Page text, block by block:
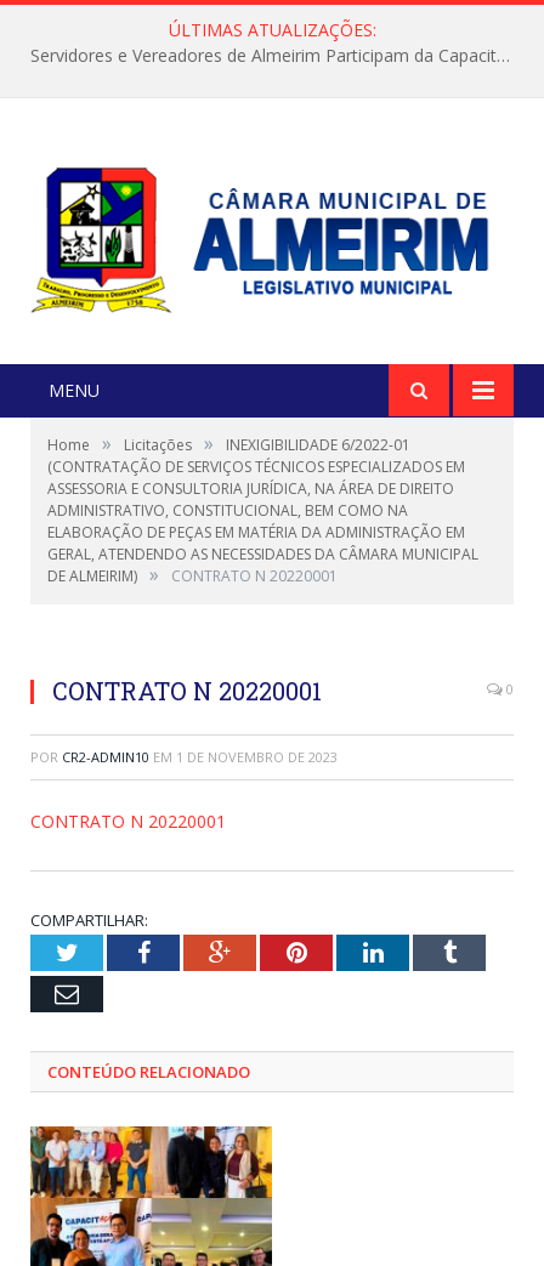
ÚLTIMAS ATUALIZAÇÕES:
Servidores e Vereadores de Almeirim Participam da Capacitação “Orientar é a Nossa Missão”
MENU
Home » Licitações »
INEXIGIBILIDADE 6/2022-01
(CONTRATAÇÃO DE SERVIÇOS TÉCNICOS ESPECIALIZADOS EM
ASSESSORIA E CONSULTORIA JURÍDICA, NA ÁREA DE DIREITO
ADMINISTRATIVO, CONSTITUCIONAL, BEM COMO NA
ELABORAÇÃO DE PEÇAS EM MATÉRIA DA ADMINISTRAÇÃO EM
GERAL, ATENDENDO AS NECESSIDADES DA CÂMARA MUNICIPAL
DE ALMEIRIM) » CONTRATO N 20220001
CONTRATO N 20220001 0
POR CR2-ADMIN10 EM 1 DE NOVEMBRO DE 2023
CONTRATO N 20220001
COMPARTILHAR:
TwitterFacebookGoogle+PinterestLinkedInTumblr
Email
CONTEÚDO RELACIONADO